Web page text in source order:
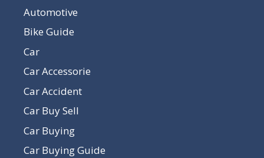
Automotive
Bike Guide
Car
Car Accessorie
Car Accident
Car Buy Sell
Car Buying
Car Buying Guide